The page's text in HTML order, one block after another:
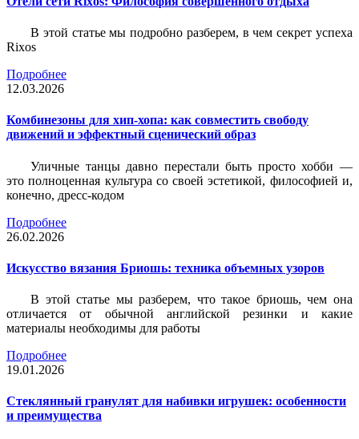
В этой статье мы подробно разберем, в чем секрет успеха
Rixos
Подробнее
12.03.2026
Комбинезоны для хип-хопа: как совместить свободу
движений и эффектный сценический образ
Уличные танцы давно перестали быть просто хобби —
это полноценная культура со своей эстетикой, философией и,
конечно, дресс-кодом
Подробнее
26.02.2026
Искусство вязания Бриошь: техника объемных узоров
В этой статье мы разберем, что такое бриошь, чем она
отличается от обычной английской резинки и какие
материалы необходимы для работы
Подробнее
19.01.2026
Стеклянный гранулят для набивки игрушек: особенности
и преимущества